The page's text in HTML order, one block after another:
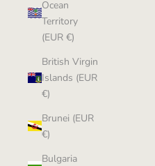
Ocean
Territory
(EUR €)
British Virgin
Islands (EUR
€)
Brunei (EUR
€)
Bulgaria